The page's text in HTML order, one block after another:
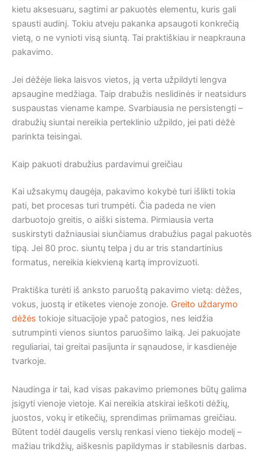
kietu aksesuaru, sagtimi ar pakuotės elementu, kuris gali
spausti audinį. Tokiu atveju pakanka apsaugoti konkrečią
vietą, o ne vynioti visą siuntą. Tai praktiškiau ir neapkrauna
pakavimo.
Jei dėžėje lieka laisvos vietos, ją verta užpildyti lengva
apsaugine medžiaga. Taip drabužis neslidinės ir neatsidurs
suspaustas viename kampe. Svarbiausia ne persistengti –
drabužių siuntai nereikia perteklinio užpildo, jei pati dėžė
parinkta teisingai.
Kaip pakuoti drabužius pardavimui greičiau
Kai užsakymų daugėja, pakavimo kokybė turi išlikti tokia
pati, bet procesas turi trumpėti. Čia padeda ne vien
darbuotojo greitis, o aiški sistema. Pirmiausia verta
suskirstyti dažniausiai siunčiamus drabužius pagal pakuotės
tipą. Jei 80 proc. siuntų telpa į du ar tris standartinius
formatus, nereikia kiekvieną kartą improvizuoti.
Praktiška turėti iš anksto paruoštą pakavimo vietą: dėžes,
vokus, juostą ir etiketes vienoje zonoje. Greito uždarymo
dėžės tokioje situacijoje ypač patogios, nes leidžia
sutrumpinti vienos siuntos paruošimo laiką. Jei pakuojate
reguliariai, tai greitai pasijunta ir sąnaudose, ir kasdienėje
tvarkoje.
Naudinga ir tai, kad visas pakavimo priemones būtų galima
įsigyti vienoje vietoje. Kai nereikia atskirai ieškoti dėžių,
juostos, vokų ir etikečių, sprendimas priimamas greičiau.
Būtent todėl daugelis verslų renkasi vieno tiekėjo modelį –
mažiau trikdžių, aiškesnis papildymas ir stabilesnis darbas.